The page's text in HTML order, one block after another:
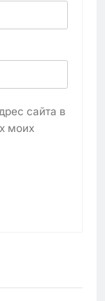
сайта в
моих